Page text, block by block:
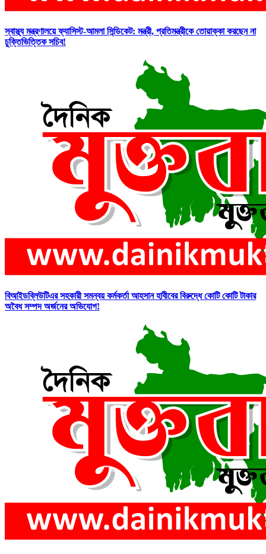
স্বাস্থ্য মন্ত্রণালয়ে ফ্যাসিস্ট-আমলা সিন্ডিকেট: মন্ত্রী, প্রতিমন্ত্রীকে তোয়াক্কা করছেন না
চুক্তিভিত্তিক সচিব!
বিআইডব্লিউটিএর সহকারী সমন্বয় কর্মকর্তা আহসান হাবীবের বিরুদ্ধে কোটি কোটি টাকার
অবৈধ সম্পদ অর্জনের অভিযোগ!